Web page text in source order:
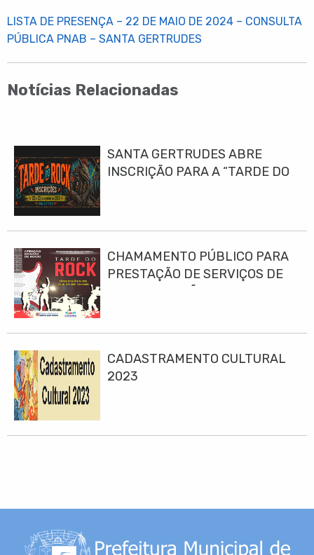
LISTA DE PRESENÇA – 22 DE MAIO DE 2024 – CONSULTA
PÚBLICA PNAB – SANTA GERTRUDES
Notícias Relacionadas
SANTA GERTRUDES ABRE
INSCRIÇÃO PARA A “TARDE DO
CHAMAMENTO PÚBLICO PARA
PRESTAÇÃO DE SERVIÇOS DE
CADASTRAMENTO CULTURAL
2023